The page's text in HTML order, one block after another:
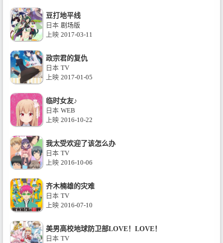
豆打地平线
日本 剧场版
上映 2017-03-11
政宗君的复仇
日本 TV
上映 2017-01-05
临时女友♪
日本 WEB
上映 2016-10-22
我太受欢迎了该怎么办
日本 TV
上映 2016-10-06
齐木楠雄的灾难
日本 TV
上映 2016-07-10
美男高校地球防卫部LOVE！LOVE！
日本 TV